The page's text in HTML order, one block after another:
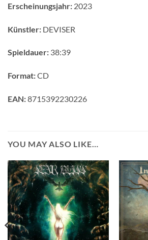
Erscheinungsjahr: 2023
Künstler: DEVISER
Spieldauer: 38:39
Format:CD
EAN:8715392230226
YOU MAY ALSO LIKE…